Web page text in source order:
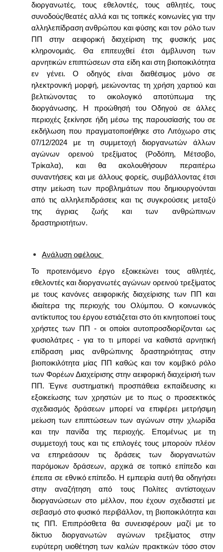
διοργανωτές, τους εθελοντές, τους αθλητές, τους
συνοδούς/θεατές αλλά και τις τοπικές κοινωνίες για την
αλληλεπίδραση ανθρώπου και φύσης και τον ρόλο των
ΠΠ στην αειφορική διαχείριση της φυσικής μας
κληρονομιάς. Θα επιτευχθεί έτσι άμβλυνση των
αρνητικών επιπτώσεων στα είδη και στη βιοποικιλότητα
εν γένει. Ο οδηγός είναι διαθέσιμος μόνο σε
ηλεκτρονική μορφή, μειώνοντας τη χρήση χαρτιού και
βελτιώνοντας το οικολογικό αποτύπωμα της
διοργάνωσης. Η προώθησή του Οδηγού σε άλλες
περιοχές ξεκίνησε ήδη μέσω της παρουσίασής του σε
εκδήλωση που πραγματοποιήθηκε στο Λιτόχωρο στις
07/12/2024 με τη συμμετοχή διοργανωτών άλλων
αγώνων ορεινού τρεξίματος (Ροδόπη, Μέτσοβο,
Τρίκαλα), και θα ακολουθήσουν περαιτέρω
συναντήσεις και με άλλους φορείς, συμβάλλοντας έτσι
στην μείωση των προβλημάτων που δημιουργούνται
από τις αλληλεπιδράσεις και τις συγκρούσεις μεταξύ
της άγριας ζωής και των ανθρώπινων
δραστηριοτήτων.
Ανάλυση οφέλους
Το προτεινόμενο έργο εξοικειώνει τους αθλητές,
εθελοντές και διοργανωτές αγώνων ορεινού τρεξίματος
με τους κανόνες αειφορικής διαχείρισης των ΠΠ και
ιδιαίτερα της περιοχής του Ολύμπου. Ο κοινωνικός
αντίκτυπος του έργου εστιάζεται στο ότι κινητοποιεί τους
χρήστες των ΠΠ - οι οποίοι αυτοπροσδιορίζονται ως
φυσιολάτρες - για το τι μπορεί να καθιστά αρνητική
επίδραση μιας ανθρώπινης δραστηριότητας στην
βιοποικιλότητα μίας ΠΠ καθώς και τον κομβικό ρόλο
των Φορέων Διαχείρισης στην αειφορική διαχείρισή των
ΠΠ. Έγινε συστηματική προσπάθεια εκπαίδευσης κι
εξοικείωσης των χρηστών με το πως ο προσεκτικός
σχεδιασμός δράσεων μπορεί να επιφέρει μετρήσιμη
μείωση των επιπτώσεων των αγώνων στην χλωρίδα
και την πανίδα της περιοχής. Επομένως με τη
συμμετοχή τους και τις επιλογές τους μπορούν πλέον
να επηρεάσουν τις δράσεις των διοργανωτών
παρόμοιων δράσεων, αρχικά σε τοπικό επίπεδο και
έπειτα σε εθνικό επίπεδο. Η εμπειρία αυτή θα οδηγήσει
στην αναζήτηση από τους Πολίτες αντίστοιχων
διοργανώσεων στο μέλλον, που έχουν σχεδιαστεί με
σεβασμό στο φυσικό περιβάλλον, τη βιοποικιλότητα και
τις ΠΠ. Επιπρόσθετα θα συνεισφέρουν μαζί με το
δίκτυο διοργανωτών αγώνων τρεξίματος στην
ευρύτερη υιοθέτηση των καλών πρακτικών τόσο στον